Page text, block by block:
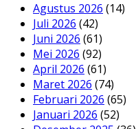
Agustus 2026 (14)
Juli 2026 (42)
Juni 2026 (61)
Mei 2026 (92)
April 2026 (61)
Maret 2026 (74)
Februari 2026 (65)
Januari 2026 (52)